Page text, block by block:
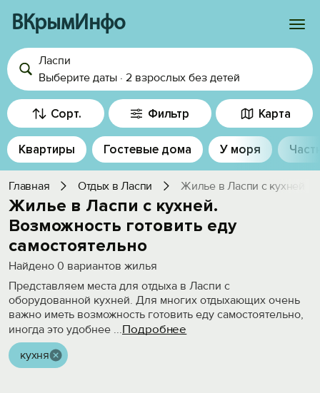
ВКрымИнфо
Войти
Избранное
История просмотра
Добавить свой объект
Ласпи
Выберите даты · 2 взрослых без детей
Сорт. Фильтр Карта
Квартиры Гостевые дома У моря
Главная Отдых в Ласпи Жилье в Ласпи с кухней
Жилье в Ласпи с кухней.
Возможность готовить еду
самостоятельно
Найдено 0 вариантов жилья
Представляем места для отдыха в Ласпи с
оборудованной кухней. Для многих отдыхающих очень
важно иметь возможность готовить еду самостоятельно,
иногда это удобнее ...Подробнее
кухня